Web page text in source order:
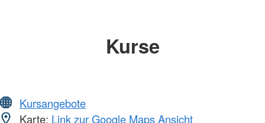
Kurse
Kursangebote
Karte: Link zur Google Maps Ansicht